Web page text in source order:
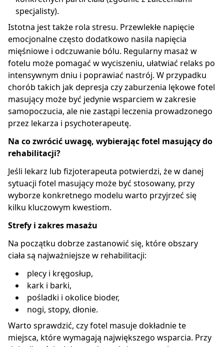
specjalisty).
Istotna jest także rola stresu. Przewlekłe napięcie
emocjonalne często dodatkowo nasila napięcia
mięśniowe i odczuwanie bólu. Regularny masaż w
fotelu może pomagać w wyciszeniu, ułatwiać relaks po
intensywnym dniu i poprawiać nastrój. W przypadku
chorób takich jak depresja czy zaburzenia lękowe fotel
masujący może być jedynie wsparciem w zakresie
samopoczucia, ale nie zastąpi leczenia prowadzonego
przez lekarza i psychoterapeutę.
Na co zwrócić uwagę, wybierając fotel masujący do
rehabilitacji?
Jeśli lekarz lub fizjoterapeuta potwierdzi, że w danej
sytuacji fotel masujący może być stosowany, przy
wyborze konkretnego modelu warto przyjrzeć się
kilku kluczowym kwestiom.
Strefy i zakres masażu
Na początku dobrze zastanowić się, które obszary
ciała są najważniejsze w rehabilitacji:
plecy i kręgosłup,
kark i barki,
pośladki i okolice bioder,
nogi, stopy, dłonie.
Warto sprawdzić, czy fotel masuje dokładnie te
miejsca, które wymagają największego wsparcia. Przy